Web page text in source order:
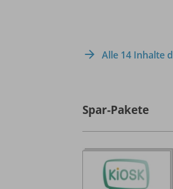
Alle 14 Inhalte
Spar-Pakete